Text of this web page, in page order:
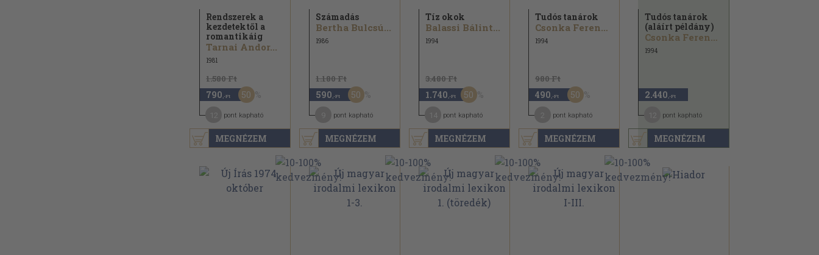
MEGNÉZEM
Rendszerek a
kezdetektől a
romantikáig
Tarnai Andor...
1981
1.580 Ft
790 ,-Ft 50
pont kapható
MEGNÉZEM
Számadás
Bertha Bulcsú...
1986
1.180 Ft
590 ,-Ft 50
pont kapható
MEGNÉZEM
Tíz okok
Balassi Bálint...
1994
3.480 Ft
1.740 ,-Ft 50
pont kapható
MEGNÉZEM
Tudós tanárok
Csonka Ferenc...
1994
980 Ft
490 ,-Ft 50
pont kapható
MEGNÉZEM
Tudós tanárok
(aláírt példány)
Csonka Ferenc...
1994
2.440 ,-Ft
pont kapható